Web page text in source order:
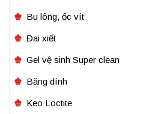
Bu lông, ốc vít
Đai xiết
Gel vệ sinh Super clean
Băng dính
Keo Loctite